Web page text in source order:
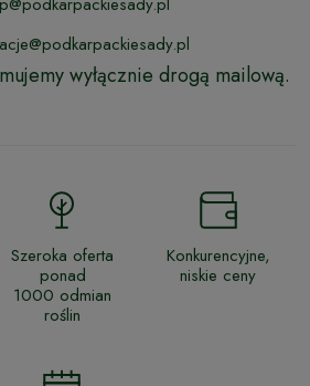
wyłącznie drogą mailową.
Szeroka oferta
ponad
1000 odmian
roślin
Konkurencyjne,
niskie ceny